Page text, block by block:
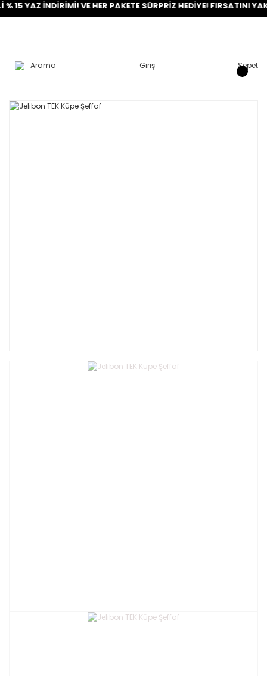
İNDİRİMİ! VE HER PAKETE SÜRPRİZ HEDİYE! FIRSATINI YAKALA!
Arama Giriş Sepet